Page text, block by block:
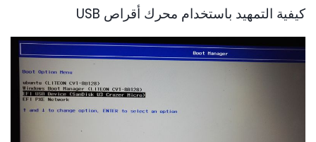
كيفية التمهيد باستخدام محرك أقراص USB